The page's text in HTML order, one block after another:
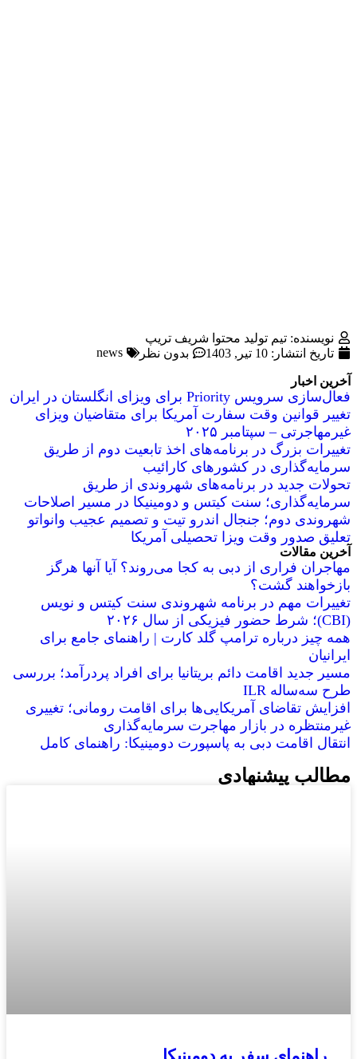
نویسنده: تیم تولید محتوا شریف تریپ
تاریخ انتشار: 10 تیر, 1403 بدون نظر news
آخرین اخبار
فعال‌سازی سرویس Priority برای ویزای انگلستان در ایران
تغییر قوانین وقت سفارت آمریکا برای متقاضیان ویزای
غیرمهاجرتی – سپتامبر ۲۰۲۵
تغییرات بزرگ در برنامه‌های اخذ تابعیت دوم از طریق
سرمایه‌گذاری در کشورهای کارائیب
تحولات جدید در برنامه‌های شهروندی از طریق
سرمایه‌گذاری؛ سنت کیتس و دومینیکا در مسیر اصلاحات
شهروندی دوم؛ جنجال اندرو تیت و تصمیم عجیب وانواتو
تعلیق صدور وقت ویزا تحصیلی آمریکا
آخرین مقالات
مهاجران فراری از دبی به کجا می‌روند؟ آیا آنها هرگز
بازخواهند گشت؟
تغییرات مهم در برنامه شهروندی سنت کیتس و نویس
(CBI)؛ شرط حضور فیزیکی از سال ۲۰۲۶
همه چیز درباره ترامپ گلد کارت | راهنمای جامع برای
ایرانیان
مسیر جدید اقامت دائم بریتانیا برای افراد پردرآمد؛ بررسی
طرح سه‌ساله ILR
افزایش تقاضای آمریکایی‌ها برای اقامت رومانی؛ تغییری
غیرمنتظره در بازار مهاجرت سرمایه‌گذاری
انتقال اقامت دبی به پاسپورت دومینیکا: راهنمای کامل
مطالب پیشنهادی